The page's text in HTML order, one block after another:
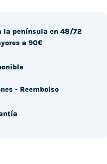
la península en 48/72
a 90€
- Reembolso